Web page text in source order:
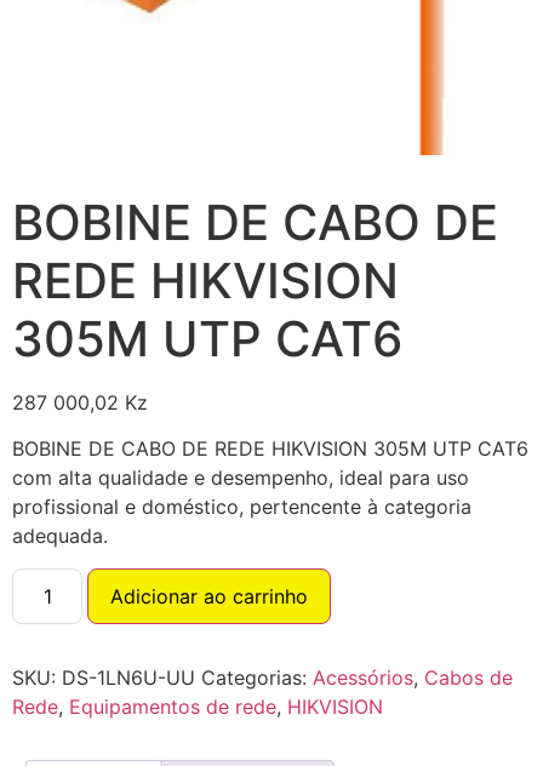
BOBINE DE CABO DE
REDE HIKVISION
305M UTP CAT6
287 000,02 Kz
BOBINE DE CABO DE REDE HIKVISION 305M UTP CAT6
com alta qualidade e desempenho, ideal para uso
profissional e doméstico, pertencente à categoria
adequada.
Adicionar ao carrinho
SKU: DS-1LN6U-UU Categorias: Acessórios, Cabos de
Rede, Equipamentos de rede, HIKVISION